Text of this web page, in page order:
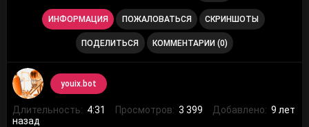
ИНФОРМАЦИЯ ПОЖАЛОВАТЬСЯ СКРИНШОТЫ
ПОДЕЛИТЬСЯ КОММЕНТАРИИ (0)
youix.bot
Длительность: 4:31 Просмотров: 3 399 Добавлено: 9 лет
назад